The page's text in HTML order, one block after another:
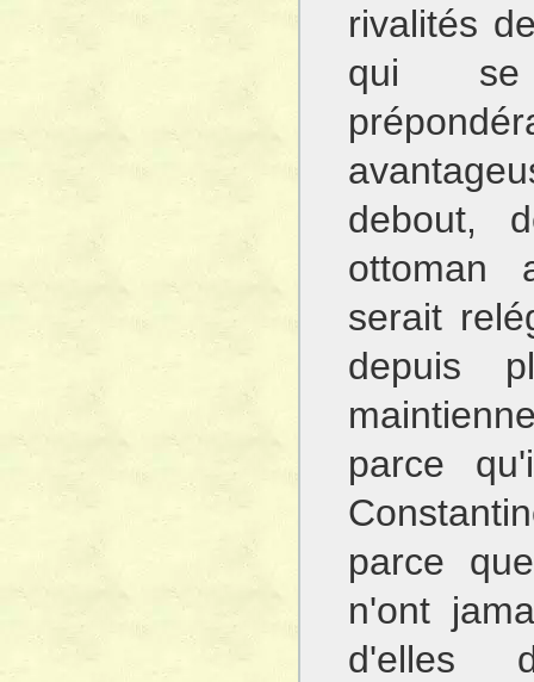
rivalités
qui se
debout,
ottoman
serait
depuis
parce
parce
n'ont
d'elles